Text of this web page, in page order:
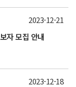
자 모집 안내
2023-12-21
2023-12-18